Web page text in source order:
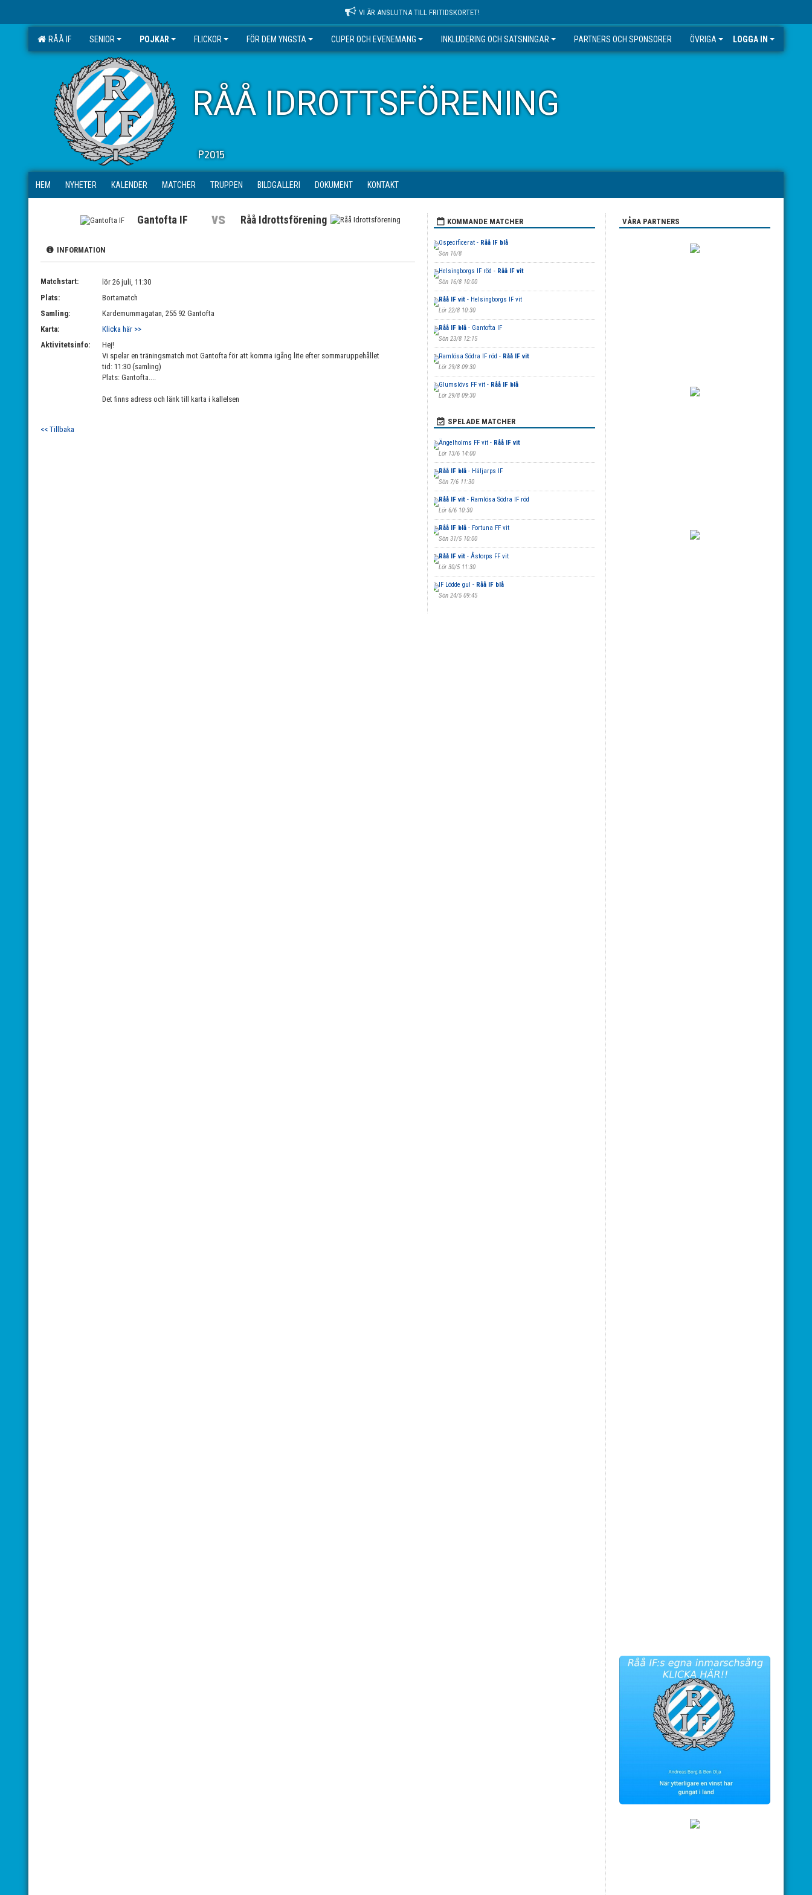
VI ÄR ANSLUTNA TILL FRITIDSKORTET!
RÅÅ IF SENIOR POJKAR FLICKOR FÖR DEM YNGSTA CUPER OCH EVENEMANG INKLUDERING OCH SATSNINGAR PARTNERS OCH SPONSORER ÖVRIGA LOGGA IN
RÅÅ IDROTTSFÖRENING
P2015
HEM NYHETER KALENDER MATCHER TRUPPEN BILDGALLERI DOKUMENT KONTAKT
Gantofta IF vs Råå Idrottsförening
INFORMATION
Matchstart:
lör 26 juli, 11:30
Plats:
Bortamatch
Samling:
Kardemummagatan, 255 92 Gantofta
Karta:
Klicka här >>
Aktivitetsinfo:
Hej!
Vi spelar en träningsmatch mot Gantofta för att komma igång lite efter sommaruppehållet
tid: 11:30 (samling)
Plats: Gantofta....
Det finns adress och länk till karta i kallelsen
<< Tillbaka
KOMMANDE MATCHER
Ospecificerat - Råå IF blå
Sön 16/8
Helsingborgs IF röd - Råå IF vit
Sön 16/8 10:00
Råå IF vit- Helsingborgs IF vit
Lör 22/8 10:30
Råå IF blå- Gantofta IF
Sön 23/8 12:15
Ramlösa Södra IF röd - Råå IF vit
Lör 29/8 09:30
Glumslövs FF vit - Råå IF blå
Lör 29/8 09:30
SPELADE MATCHER
Ängelholms FF vit - Råå IF vit
Lör 13/6 14:00
Råå IF blå- Häljarps IF
Sön 7/6 11:30
Råå IF vit- Ramlösa Södra IF röd
Lör 6/6 10:30
Råå IF blå- Fortuna FF vit
Sön 31/5 10:00
Råå IF vit- Åstorps FF vit
Lör 30/5 11:30
IF Lödde gul - Råå IF blå
Sön 24/5 09:45
VÅRA PARTNERS